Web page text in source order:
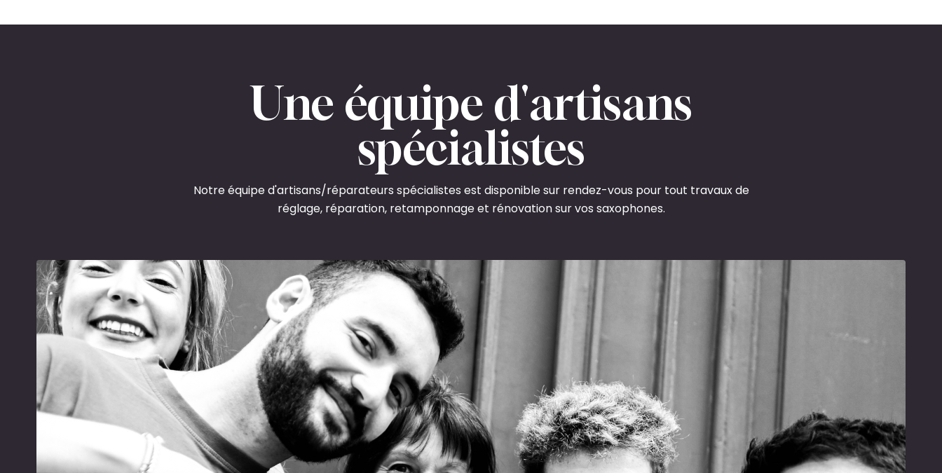
Une équipe d'artisans
spécialistes
Notre équipe d'artisans/réparateurs spécialistes est disponible sur rendez-vous pour tout travaux de
réglage, réparation, retamponnage et rénovation sur vos saxophones.